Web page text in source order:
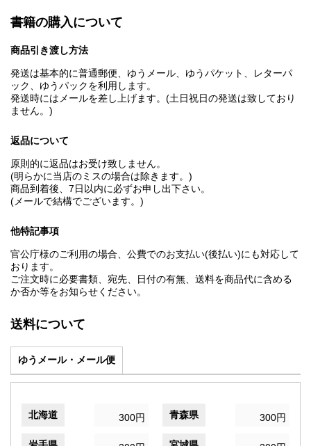
書籍の購入について
商品引き渡し方法
発送は基本的に普通郵便、ゆうメール、ゆうパケット、レターパ
ック、ゆうパックを利用します。
発送時にはメールを差し上げます。(土日祝日の発送は致しており
ません。)
返品について
原則的に返品はお受け致しません。
(明らかに当店のミスの場合は除きます。)
商品到着後、7日以内に必ずお申し出下さい。
(メールで結構でございます。)
他特記事項
官公庁様のご利用の場合、公費でのお支払い(後払い)にも対応して
おります。
ご注文時に必要書類、宛先、日付の有無、送料を商品代に含める
か否か等をお知らせください。
送料について
ゆうメール・メール便
北海道 300円 青森県 300円